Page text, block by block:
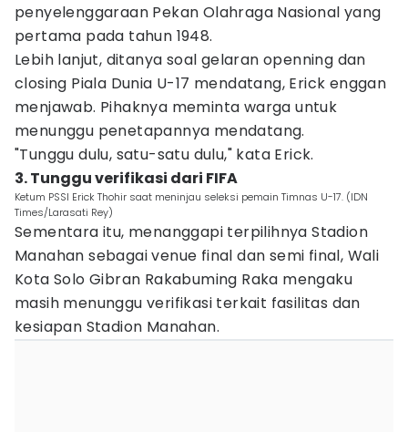
penyelenggaraan Pekan Olahraga Nasional yang
pertama pada tahun 1948.
Lebih lanjut, ditanya soal gelaran openning dan
closing Piala Dunia U-17 mendatang, Erick enggan
menjawab. Pihaknya meminta warga untuk
menunggu penetapannya mendatang.
"Tunggu dulu, satu-satu dulu," kata Erick.
3. Tunggu verifikasi dari FIFA
Ketum PSSI Erick Thohir saat meninjau seleksi pemain Timnas U-17. (IDN
Times/Larasati Rey)
Sementara itu, menanggapi terpilihnya Stadion
Manahan sebagai venue final dan semi final, Wali
Kota Solo Gibran Rakabuming Raka mengaku
masih menunggu verifikasi terkait fasilitas dan
kesiapan Stadion Manahan.